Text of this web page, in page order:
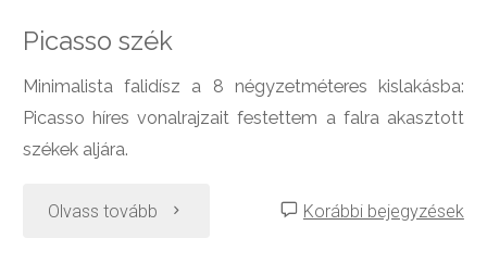
felújítása"
Picasso szék
Minimalista falidísz a 8 négyzetméteres kislakásba:
Picasso híres vonalrajzait festettem a falra akasztott
székek aljára.
Olvass tovább "Picasso Korábbi bejegyzések